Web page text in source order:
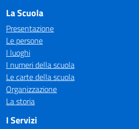
La Scuola
Presentazione
Le persone
I luoghi
I numeri della scuola
Le carte della scuola
Organizzazione
La storia
I Servizi